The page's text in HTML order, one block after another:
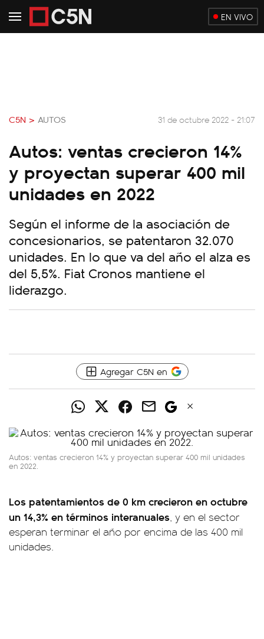
EN VIVO
C5N > AUTOS 31 de octubre 2022 - 21:07
Autos: ventas crecieron 14%
y proyectan superar 400 mil
unidades en 2022
Según el informe de la asociación de
concesionarios, se patentaron 32.070
unidades. En lo que va del año el alza es
del 5,5%. Fiat Cronos mantiene el
liderazgo.
Agregar C5N en
Autos: ventas crecieron 14% y proyectan superar 400 mil unidades
en 2022.
Los patentamientos de 0 km crecieron en octubre
un 14,3% en términos interanuales, y en el sector
esperan terminar el año por encima de las 400 mil
unidades.